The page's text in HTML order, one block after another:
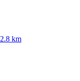
2.8 km